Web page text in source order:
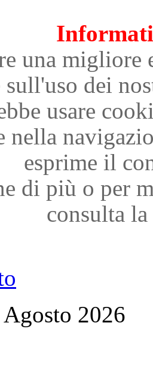
una migliore
sull'uso dei
usare
nella
esprime il
di più o per
consulta
2026